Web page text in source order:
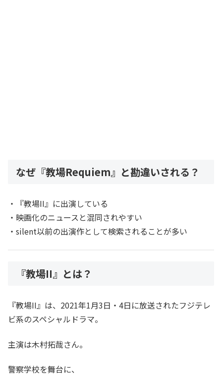
なぜ『教場Requiem』と勘違いされる？
・『教場II』に出演している
・映画化のニュースと混同されやすい
・silent以前の出演作として検索されることが多い
『教場II』とは？
『教場II』は、2021年1月3日・4日に放送されたフジテレ
ビ系のスペシャルドラマ。
主演は木村拓哉さん。
警察学校を舞台に、